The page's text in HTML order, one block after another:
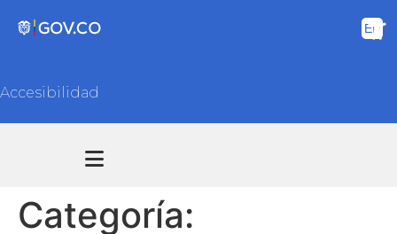
Accesibilidad
Categoría: